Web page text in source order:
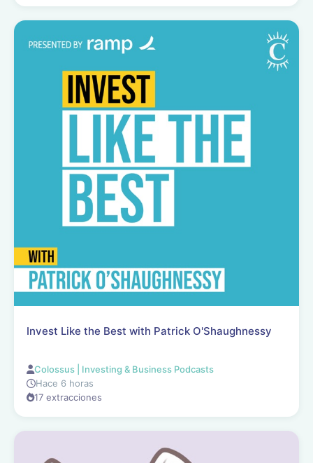
Invest Like the Best with Patrick O'Shaughnessy
Colossus | Investing & Business Podcasts
Hace 6 horas
17 extracciones